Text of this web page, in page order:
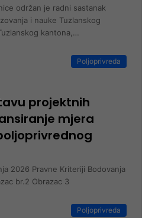
održan je radni sastanak
i nauke Tuzlanskog
kantona,…
Poljoprivreda
projektnih
mjera
2026 Pravne Kriteriji Bodovanja
br.2 Obrazac 3
Poljoprivreda